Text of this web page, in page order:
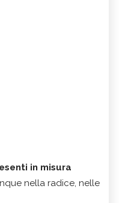
in misura
nella radice, nelle